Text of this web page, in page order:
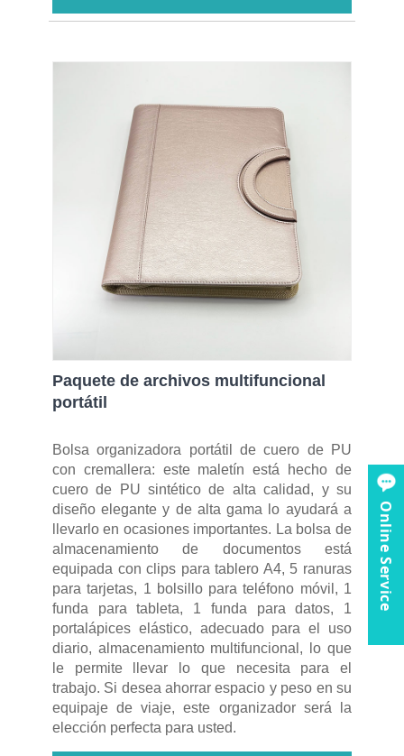
Paquete de archivos multifuncional
portátil
Bolsa organizadora portátil de cuero de PU
con cremallera: este maletín está hecho de
cuero de PU sintético de alta calidad, y su
diseño elegante y de alta gama lo ayudará a
llevarlo en ocasiones importantes. La bolsa de
almacenamiento de documentos está
equipada con clips para tablero A4, 5 ranuras
para tarjetas, 1 bolsillo para teléfono móvil, 1
funda para tableta, 1 funda para datos, 1
portalápices elástico, adecuado para el uso
diario, almacenamiento multifuncional, lo que
le permite llevar lo que necesita para el
trabajo. Si desea ahorrar espacio y peso en su
equipaje de viaje, este organizador será la
elección perfecta para usted.
Online Service